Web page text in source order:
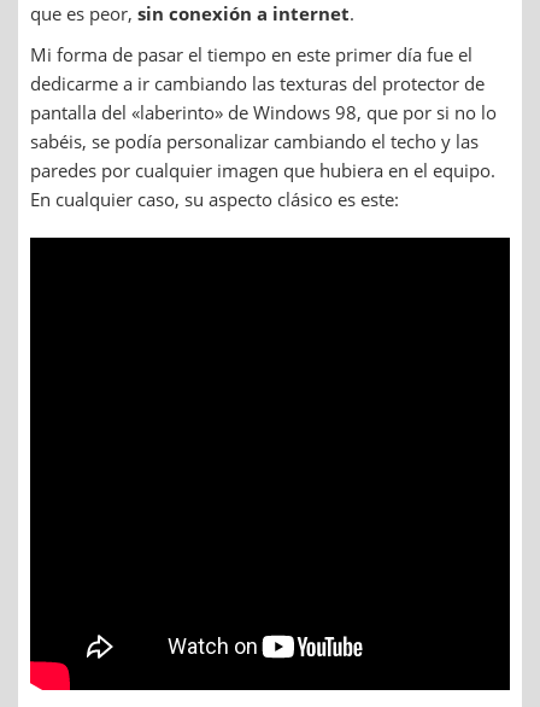
que es peor, sin conexión a internet.
Mi forma de pasar el tiempo en este primer día fue el
dedicarme a ir cambiando las texturas del protector de
pantalla del «laberinto» de Windows 98, que por si no lo
sabéis, se podía personalizar cambiando el techo y las
paredes por cualquier imagen que hubiera en el equipo.
En cualquier caso, su aspecto clásico es este: